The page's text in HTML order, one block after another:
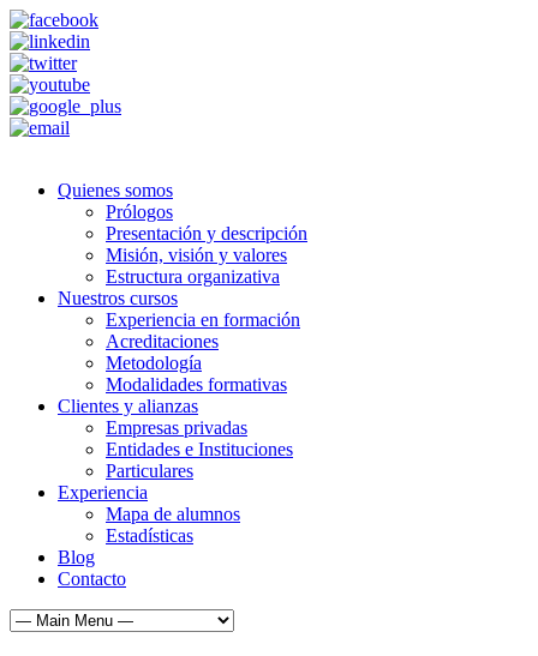
Quienes somos
Prólogos
Presentación y descripción
Misión, visión y valores
Estructura organizativa
Nuestros cursos
Experiencia en formación
Acreditaciones
Metodología
Modalidades formativas
Clientes y alianzas
Empresas privadas
Entidades e Instituciones
Particulares
Experiencia
Mapa de alumnos
Estadísticas
Blog
Contacto